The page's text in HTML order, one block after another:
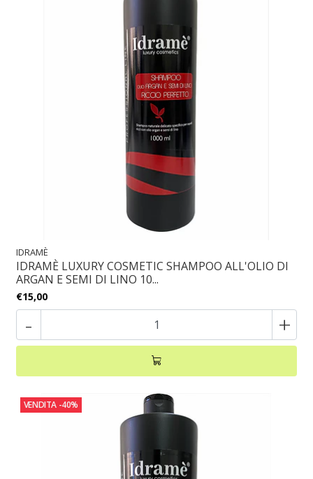
IDRAMÈ
IDRAMÈ LUXURY COSMETIC SHAMPOO ALL'OLIO DI
ARGAN E SEMI DI LINO 10...
€15,00
- +
VENDITA -40%